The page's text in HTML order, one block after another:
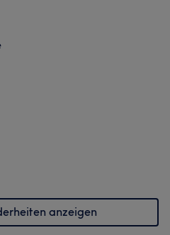
anzeigen